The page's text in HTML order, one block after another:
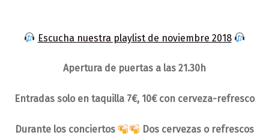
Escucha nuestra playlist de noviembre 2018
Apertura de puertas a las 21.30h
Entradas solo en taquilla 7€, 10€ con cerveza-refresco
Durante los conciertos
Dos cervezas o refrescos